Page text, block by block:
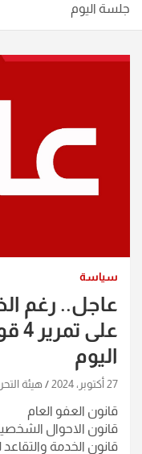
جلسة اليوم
سياسة
عاجل.. رغم
اليوم
27 أكتوبر، 2024 هيئة
قانون العفو العام
قانون الاحوال
قانون الخدمة والتقاعد